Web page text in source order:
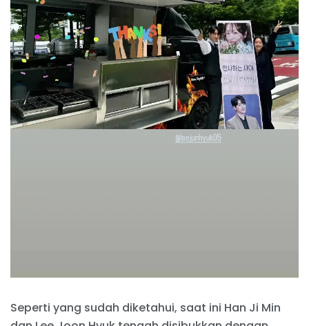
Seperti yang sudah diketahui, saat ini Han Ji Min